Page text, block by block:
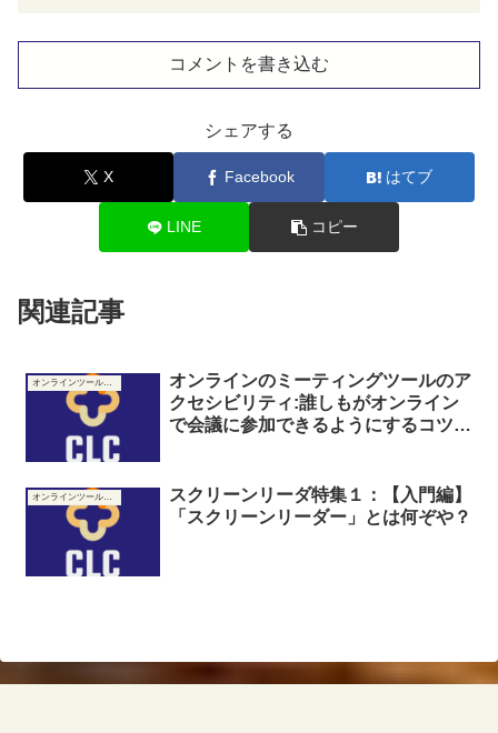
コメントを書き込む
シェアする
X Facebook はてブ
LINE コピー
関連記事
オンラインツールのアクセシビリティ調べオンラインのミーティングツールのア
クセシビリティ:誰しもがオンライン
で会議に参加できるようにするコツっ
オンラインツールのアクセシビリティ調べスクリーンリーダ特集１：【入門編】
「スクリーンリーダー」とは何ぞや？